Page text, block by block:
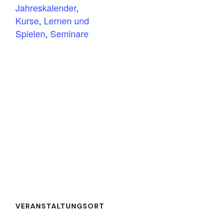
Jahreskalender,
Kurse, Lernen und
Spielen, Seminare
VERANSTALTUNGSORT